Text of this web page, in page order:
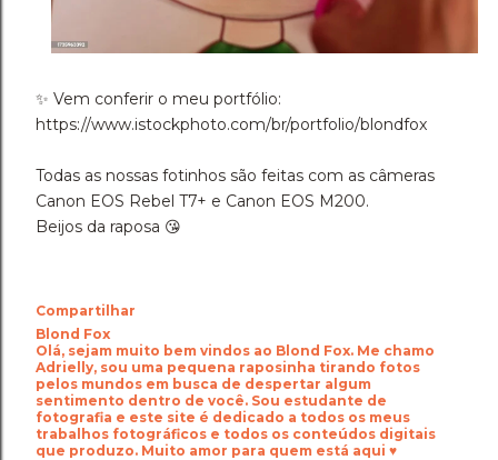
✨️ Vem conferir o meu portfólio:
https://www.istockphoto.com/br/portfolio/blondfox
Todas as nossas fotinhos são feitas com as câmeras
Canon EOS Rebel T7+ e Canon EOS M200.
Beijos da raposa 😘
Compartilhar
Blond Fox
Olá, sejam muito bem vindos ao Blond Fox. Me chamo
Adrielly, sou uma pequena raposinha tirando fotos
pelos mundos em busca de despertar algum
sentimento dentro de você. Sou estudante de
fotografia e este site é dedicado a todos os meus
trabalhos fotográficos e todos os conteúdos digitais
que produzo. Muito amor para quem está aqui ♥